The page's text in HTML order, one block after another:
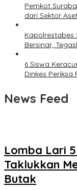
Pemkot
dari Sektor
Kapolrestabes
Bersinar,
6 Siswa
Dinkes Periksa
News Feed
Lomba Lari
Taklukkan
Butak